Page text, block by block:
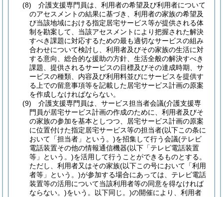
(8)
介護支援専門員は、利用者の希望及び利用者について
のアセスメントの結果に基づき、利用者の家族の希望及
び当該地域における指定居宅サービス等が提供される体
制を勘案して、当該アセスメントにより把握された解決
すべき課題に対応するための最も適切なサービスの組み
合わせについて検討し、利用者及びその家族の生活に対
する意向、総合的な援助の方針、生活全般の解決すべき
課題、提供されるサービスの目標及びその達成時期、サ
ービスの種類、内容及び利用料並びにサービスを提供す
る上での留意事項等を記載した居宅サービス計画の原案
を作成しなければならない。
(9)
介護支援専門員は、サービス担当者会議(介護支援専
門員が居宅サービス計画の作成のために、利用者及びそ
の家族の参加を基本としつつ、居宅サービス計画の原案
に位置付けた指定居宅サービス等の担当者(以下この条に
おいて「担当者」という。)を招集して行う会議(テレビ
電話装置その他の情報通信機器(以下「テレビ電話装置
等」という。)を活用して行うことができるものとする。
ただし、利用者又はその家族(以下この号において「利用
者等」という。)が参加する場合にあっては、テレビ電話
装置等の活用について当該利用者等の同意を得なければ
ならない。)をいう。以下同じ。)の開催により、利用者